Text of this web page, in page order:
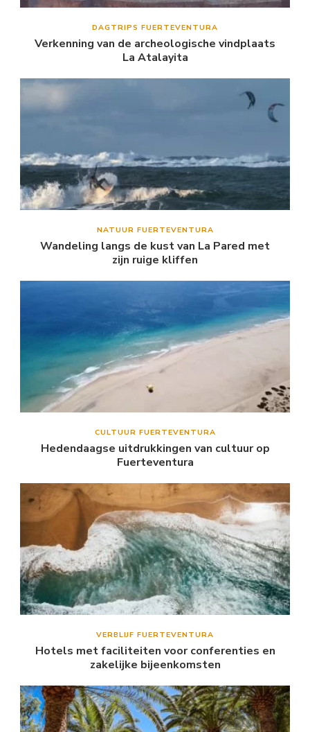
DAGTRIPS FUERTEVENTURA
Verkenning van de archeologische vindplaats
La Atalayita
NATUUR FUERTEVENTURA
Wandeling langs de kust van La Pared met
zijn ruige kliffen
CULTUUR FUERTEVENTURA
Hedendaagse uitdrukkingen van cultuur op
Fuerteventura
VERBLIJF FUERTEVENTURA
Hotels met faciliteiten voor conferenties en
zakelijke bijeenkomsten